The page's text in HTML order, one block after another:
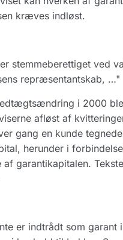
kræves indløst.
stemmeberettiget ved
repræsentantskab, …"
i 2000
afløst af
gang en kunde tegnede
herunder i
af garantikapitalen.
er indtrådt som garant